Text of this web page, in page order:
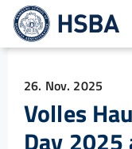
26. Nov. 2025
Volles